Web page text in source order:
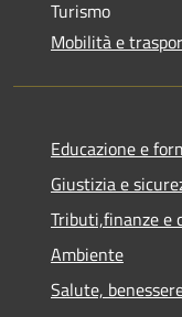
Turismo
Mobilità e
Educazione e
Giustizia e
Tributi,finanze e
Ambiente
Salute,